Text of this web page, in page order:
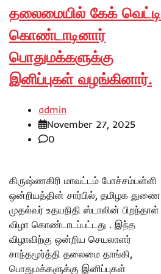
தலைமையில் கேக் வெட்டி
கொண்டாடினார்
பொதுமக்களுக்கு
இனிப்புகள் வழங்கினார்.
admin
November 27, 2025
0
கிருஷ்ணகிரி மாவட்டம் போச்சம்பள்ளி
ஒன்றியத்தின் சார்பில், தமிழக துணை
முதல்வர் உதயநிதி ஸ்டாலின் பிறந்தாள்
விழா கொண்டாடப்பட்டது . இந்த
விழாவிற்கு ஒன்றிய செயலாளர்
சாந்தமூர்த்தி தலைமை தாங்கி,
பொதுமக்களுக்கு இனிப்புகள்